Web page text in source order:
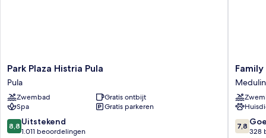
Park
Plaza
Histria
Pula
Pula
Park Plaza Histria Pula
Pula
Zwembad
Gratis ontbijt
Spa
Gratis parkeren
8.8
van
8,8 Uitstekend
1.011 beoordelingen
Family
Resort
del
Mar
Medulin
Medulin
7.8
van
7,8
328